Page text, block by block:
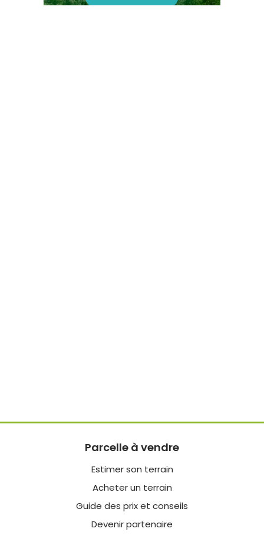
Parcelle à vendre
Estimer son terrain
Acheter un terrain
Guide des prix et conseils
Devenir partenaire